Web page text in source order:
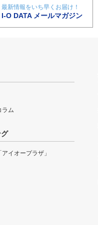
最新情報をいち早くお届け！
I-O DATA メールマガジン
ラム
イオープラザ」